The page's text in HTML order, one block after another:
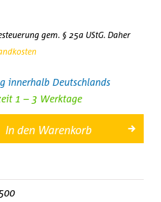
gem. § 25a UStG. Daher
innerhalb Deutschlands
1 – 3 Werktage
In den Warenkorb